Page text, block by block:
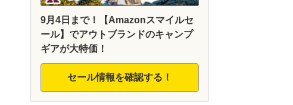
9月4日まで！【Amazonスマイルセ
ール】でアウトブランドのキャンプ
ギアが大特価！
セール情報を確認する！